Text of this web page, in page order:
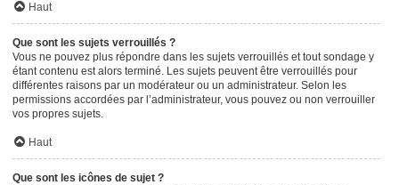
Haut
Que sont les sujets verrouillés ?
Vous ne pouvez plus répondre dans les sujets verrouillés et tout sondage y
étant contenu est alors terminé. Les sujets peuvent être verrouillés pour
différentes raisons par un modérateur ou un administrateur. Selon les
permissions accordées par l’administrateur, vous pouvez ou non verrouiller
vos propres sujets.
Haut
Que sont les icônes de sujet ?